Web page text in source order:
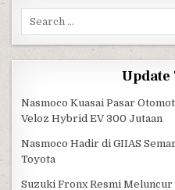
Search for:
Update
Nasmoco Kuasai Pasar
Veloz Hybrid EV 300 Jutaan
Nasmoco Hadir di GIIAS
Toyota
Suzuki Fronx Resmi